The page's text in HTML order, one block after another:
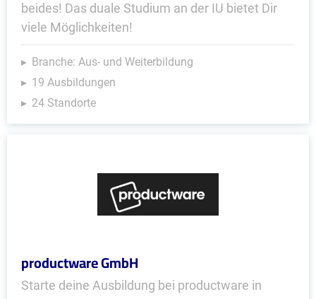
beides! Das duale Studium an der IU bietet Dir
viele Möglichkeiten!
Branche: Aus- und Weiterbildung
19 Ausbildungen
24 Standorte
productware GmbH
Starte deine Ausbildung bei productware in